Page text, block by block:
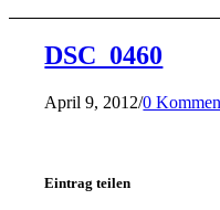
DSC_0460
April 9, 2012/0
Eintrag teilen